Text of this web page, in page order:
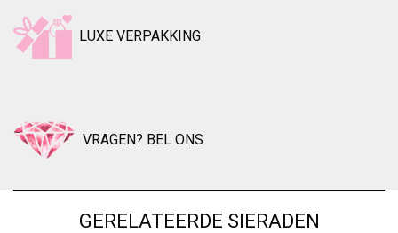
LUXE VERPAKKING
VRAGEN? BEL ONS
GERELATEERDE SIERADEN